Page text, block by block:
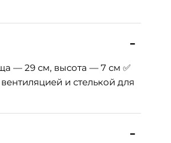
— 29 см, высота — 7 см ✅
и стелькой для